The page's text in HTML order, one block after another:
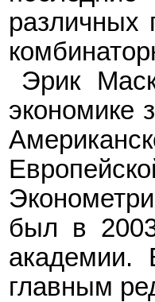
различных
Эрик
экономике
был в 2003
академии.
главным